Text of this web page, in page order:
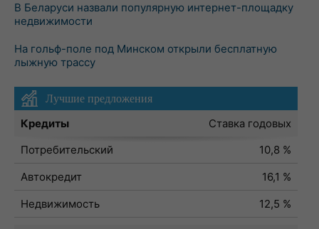
В Беларуси назвали популярную интернет-площадку
недвижимости
На гольф-поле под Минском открыли бесплатную
лыжную трассу
Лучшие предложения
Кредиты
Ставка годовых
Потребительский
10,8 %
Автокредит
16,1 %
Недвижимость
12,5 %